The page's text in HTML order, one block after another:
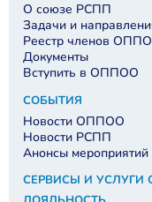
О союзе РСПП
Задачи и
Реестр членов
Документы
Вступить в ОППОО
СОБЫТИЯ
Новости ОППОО
Новости РСПП
Анонсы мероприятий
СЕРВИСЫ И УСЛУГИ